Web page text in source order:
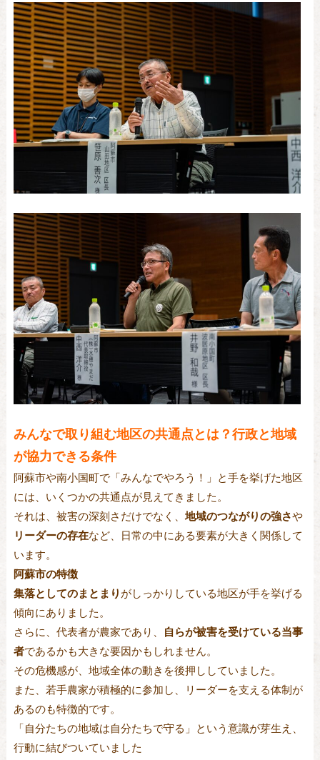
みんなで取り組む地区の共通点とは？行政と地域
が協力できる条件
阿蘇市や南小国町で「みんなでやろう！」と手を挙げた地区
には、いくつかの共通点が見えてきました。
それは、被害の深刻さだけでなく、地域のつながりの強さや
リーダーの存在など、日常の中にある要素が大きく関係して
います。
阿蘇市の特徴
集落としてのまとまり がしっかりしている地区が手を挙げる
傾向にありました。
さらに、代表者が農家であり、
自らが被害を受けている当事
者であるかも大きな要因かもしれません。
その危機感が、地域全体の動きを後押ししていました。
また、若手農家が積極的に参加し、リーダーを支える体制が
あるのも特徴的です。
「自分たちの地域は自分たちで守る」という意識が芽生え、
行動に結びついていました